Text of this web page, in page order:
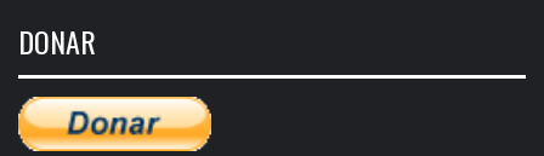
entradas
DONAR